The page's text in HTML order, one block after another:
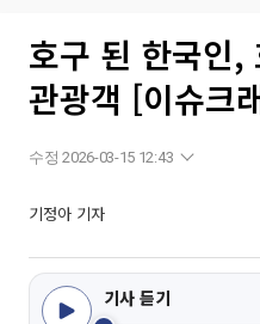
호구 된 한국인,
관광객 [이슈크
수정 2026-03-15 12:43
기정아 기자
기사 듣기